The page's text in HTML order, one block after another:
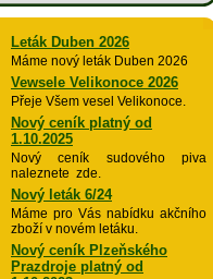
Leták Duben 2026
Máme nový leták Duben 2026
Vewsele Velikonoce 2026
Přeje Všem vesel Velikonoce.
Nový ceník platný od
1.10.2025
Nový ceník sudového piva
naleznete zde.
Nový leták 6/24
Máme pro Vás nabídku akčního
zboží v novém letáku.
Nový ceník Plzeňského
Prazdroje platný od